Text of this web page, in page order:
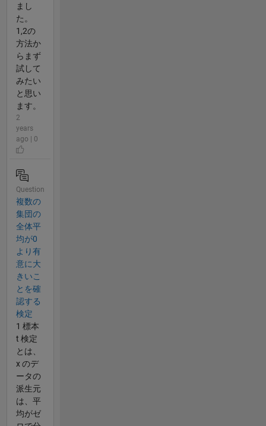
まし
た。
1,2の
方法か
らまず
試して
みたい
と思い
ます。
2
years
ago | 0
Question
複数の
集団の
全体平
均が0
より有
意に大
きいこ
とを確
認する
検定
1 標本
t 検定
とは、
x のデ
ータの
派生元
は、平
均がゼ